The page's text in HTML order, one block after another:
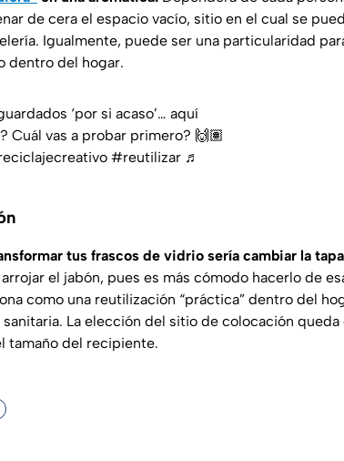
de cera el espacio vacío, sitio en el cual se
Igualmente, puede ser una particularidad
dentro del hogar.
‘por si acaso’… aquí
Cuál vas a probar primero? 🙌🏽
#reutilizar ♬
tus frascos de vidrio sería cambiar la
el jabón, pues es más cómodo hacerlo de
como una reutilización “práctica” dentro del
La elección del sitio de colocación queda
tamaño del recipiente.